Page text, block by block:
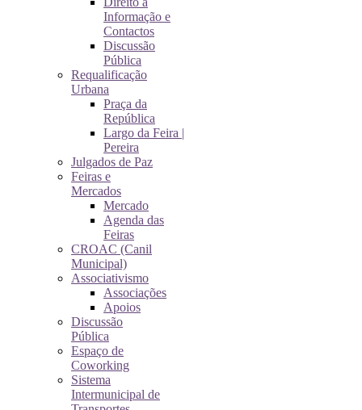
Informação e
Contactos
Discussão
Pública
Requalificação
Urbana
Praça da
República
Largo da Feira |
Pereira
Julgados de Paz
Feiras e
Mercados
Mercado
Agenda das
Feiras
CROAC (Canil
Municipal)
Associativismo
Associações
Apoios
Discussão
Pública
Espaço de
Coworking
Sistema
Intermunicipal de